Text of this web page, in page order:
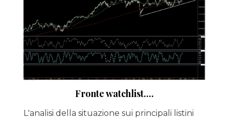
Fronte watchlist....
L'analisi della situazione sui principali listini